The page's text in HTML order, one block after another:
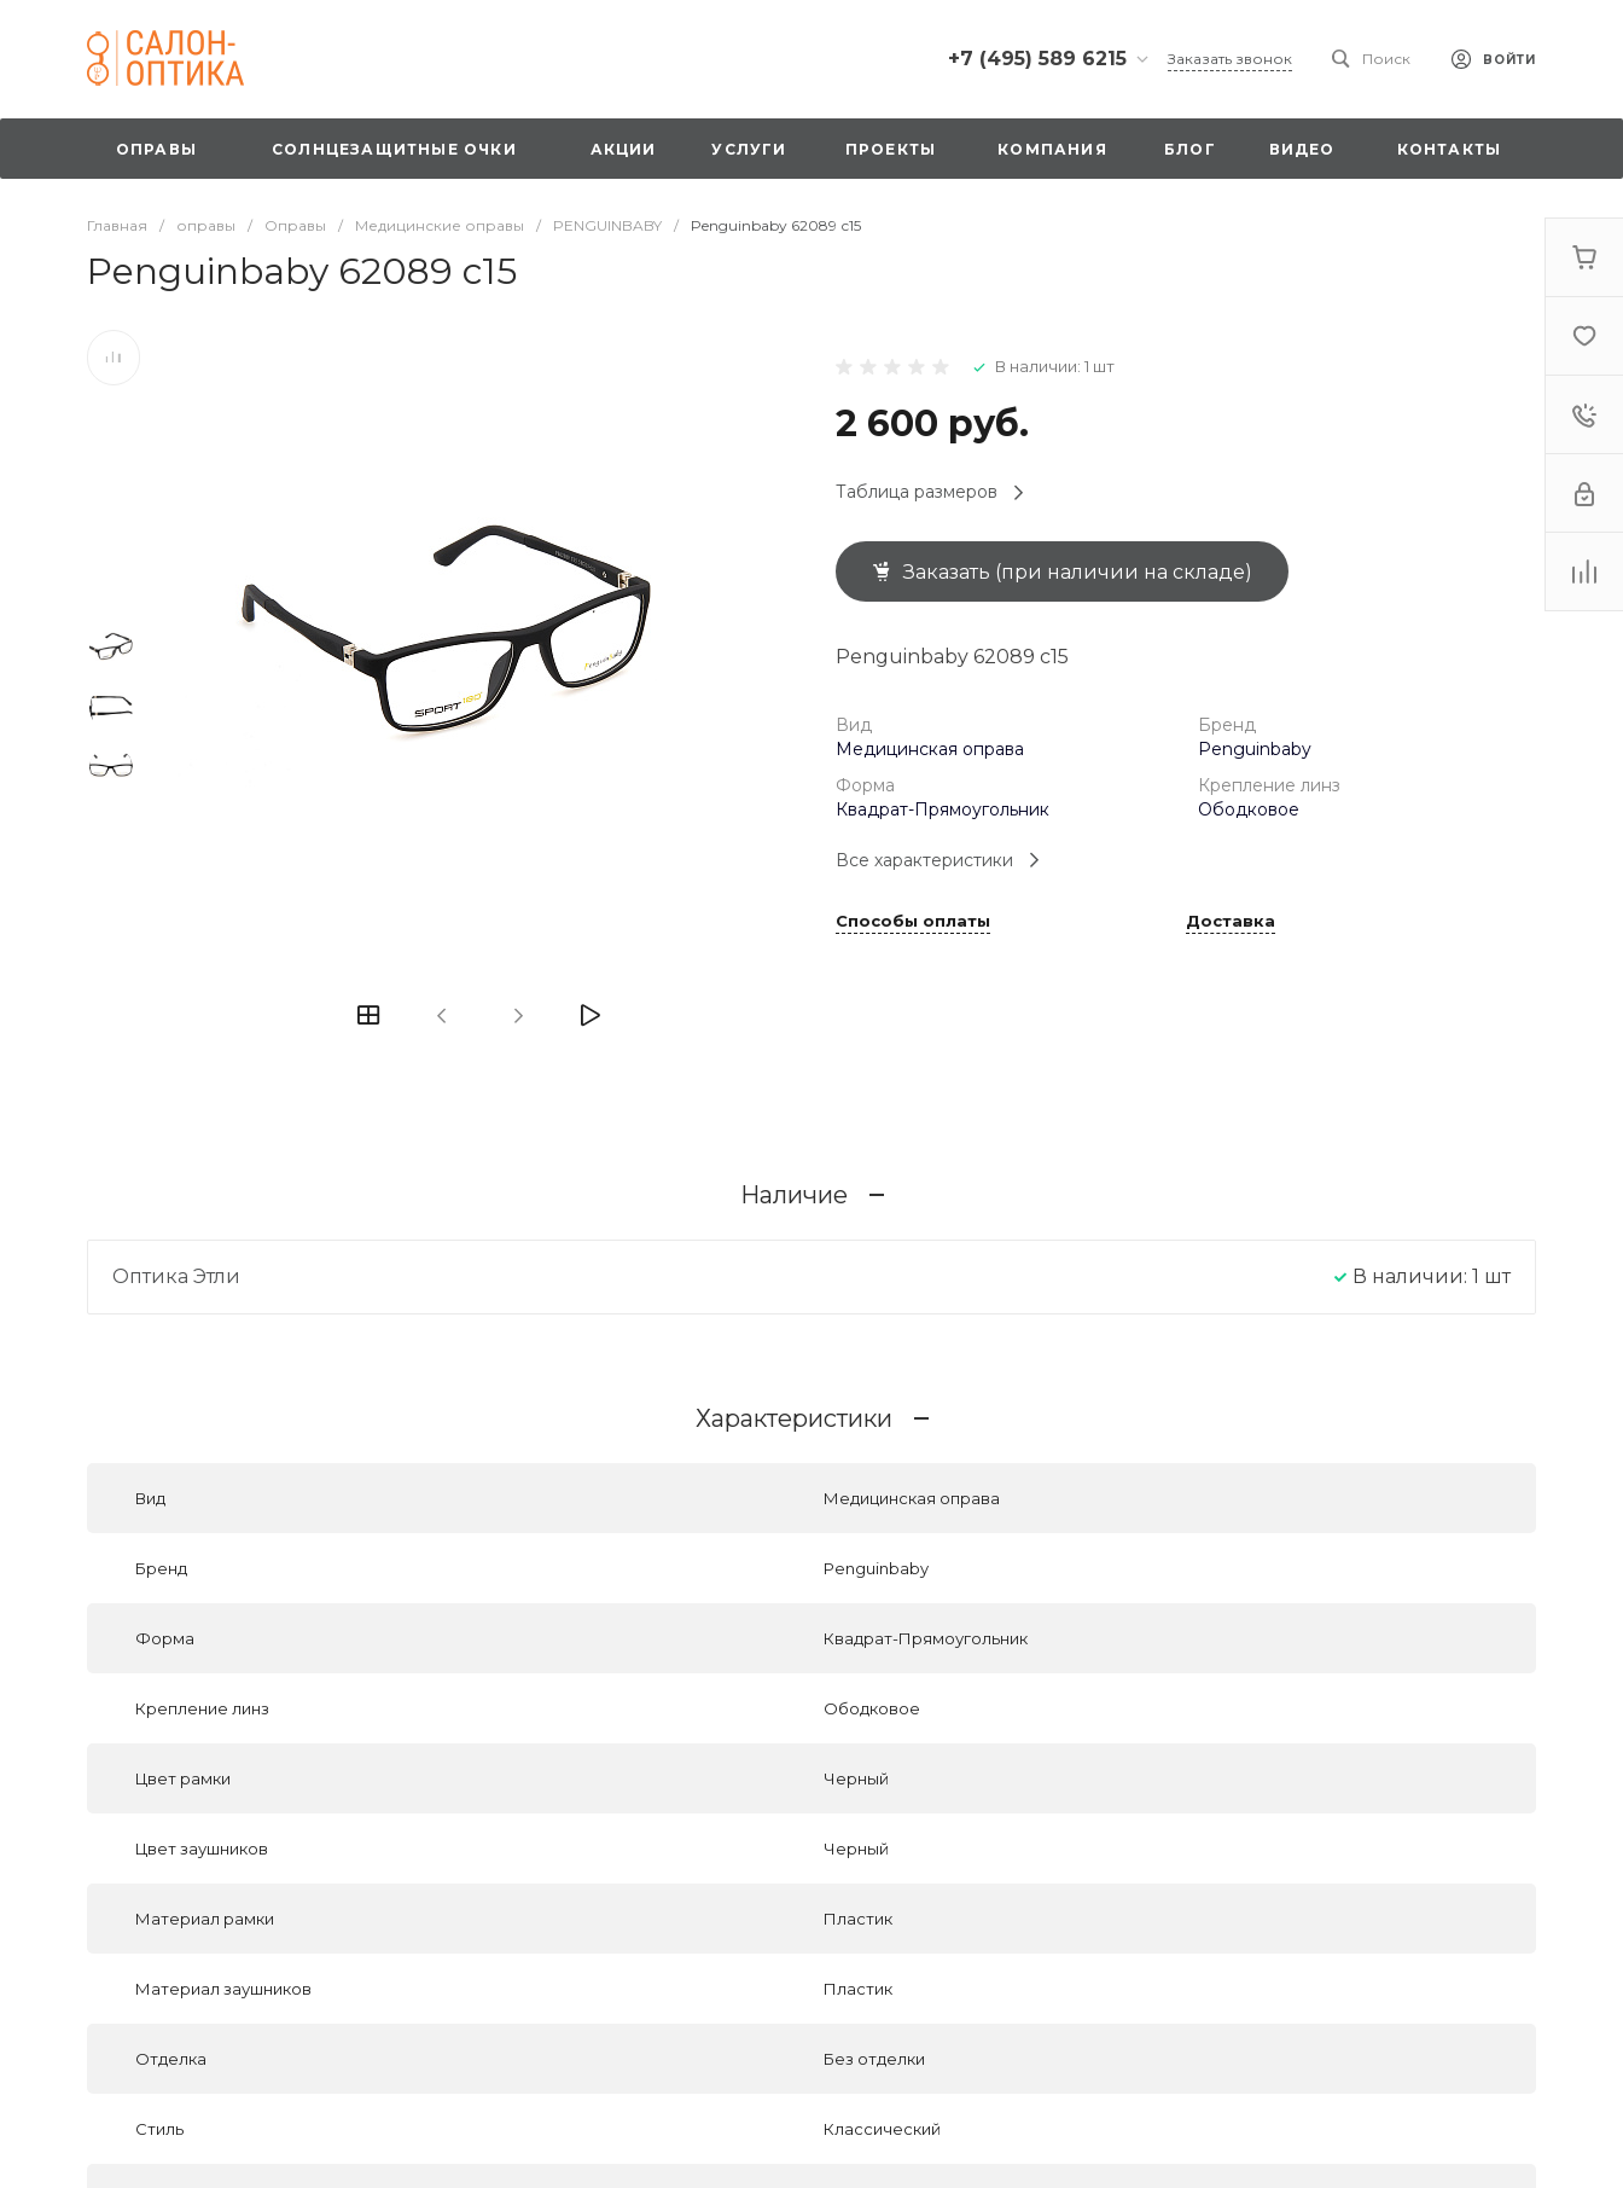
+7 (495) 589 6215
+7 (495) 589 6215
г. Москва, Русаковская
ул., д.1, вход с улицы со
стороны ТТК
г. Москва,
оранжевая вывеска
напротив «Перекрестка»
на 1 этаже
1 мая: 10:00-19:00
+7 (926) 092 4274
г. Королёв, пр-т
(0-9)
1 мая: 10:00-19:00
9 мая: 10:00-19:00
Заказать звонок Поиск ВОЙТИ
ОПРАВЫ СОЛНЦЕЗАЩИТНЫЕ ОЧКИ АКЦИИ УСЛУГИ ПРОЕКТЫ КОМПАНИЯ БЛОГ ВИДЕО КОНТАКТЫ
Главная / оправы / Оправы / Медицинские оправы / PENGUINBABY / Penguinbaby 62089 с15
Penguinbaby 62089 с15
В наличии: 1 шт
2 600 руб.
Таблица размеров
Заказать (при наличии на складе)
Penguinbaby 62089 с15
Вид
Медицинская оправа
Бренд
Penguinbaby
Форма
Квадрат-Прямоугольник
Крепление линз
Ободковое
Все характеристики
Способы оплаты Доставка
Наличие
Оптика Этли В наличии: 1 шт
Характеристики
Вид Медицинская оправа
Бренд Penguinbaby
Форма Квадрат-Прямоугольник
Крепление линз Ободковое
Цвет рамки Черный
Цвет заушников Черный
Материал рамки Пластик
Материал заушников Пластик
Отделка Без отделки
Стиль Классический